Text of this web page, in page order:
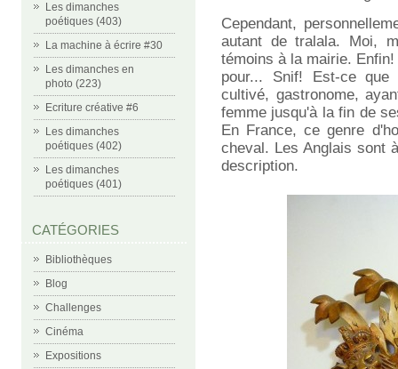
Les dimanches
poétiques (403)
La machine à écrire #30
Les dimanches en
photo (223)
Ecriture créative #6
Les dimanches
poétiques (402)
Les dimanches
poétiques (401)
CATÉGORIES
Bibliothèques
Blog
Challenges
Cinéma
Expositions
Cependant,
autant de tralala. Moi,
témoins à la mairie.
pour... Snif! Est-ce que
cultivé, gastronome,
femme jusqu'à la fin de
En France, ce genre
cheval. Les Anglais sont
description.